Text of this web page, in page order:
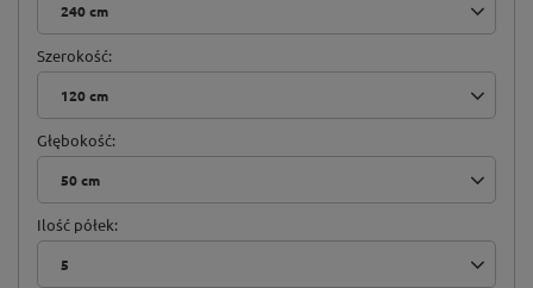
240 cm
Szerokość
120 cm
Głębokość
50 cm
Ilość półek
5